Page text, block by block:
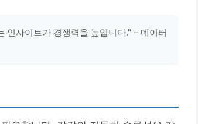
인사이트가 경쟁력을 높입니다." – 데이터